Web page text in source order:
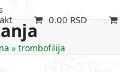
0.00 RSD
» trombofilija